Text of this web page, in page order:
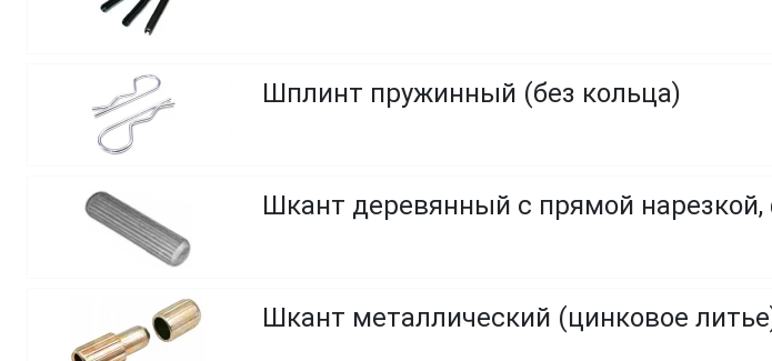
Шплинт пружинный (без кольца)
Шкант деревянный с прямой
Шкант металлический (цинковое